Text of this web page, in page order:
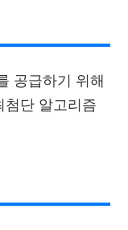
공급하기 위해
첨단 알고리즘